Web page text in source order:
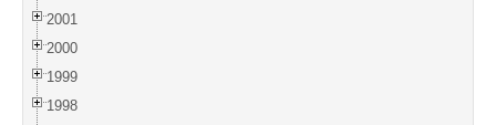
2001
2000
1999
1998